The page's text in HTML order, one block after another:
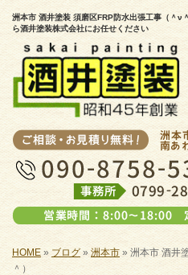
洲本市 酒井塗装 須磨区FRP防水出張工事（＾ν
ら酒井塗装株式会社にお任せください
HOME » ブログ» 洲本市 » 洲本市 酒井
＾）